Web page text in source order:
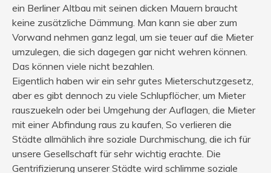
ein Berliner Altbau mit seinen dicken Mauern braucht
keine zusätzliche Dämmung. Man kann sie aber zum
Vorwand nehmen ganz legal, um sie teuer auf die Mieter
umzulegen, die sich dagegen gar nicht wehren können.
Das können viele nicht bezahlen.
Eigentlich haben wir ein sehr gutes Mieterschutzgesetz,
aber es gibt dennoch zu viele Schlupflöcher, um Mieter
rauszuekeln oder bei Umgehung der Auflagen, die Mieter
mit einer Abfindung raus zu kaufen, So verlieren die
Städte allmählich ihre soziale Durchmischung, die ich für
unsere Gesellschaft für sehr wichtig erachte. Die
Gentrifizierung unserer Städte wird schlimme soziale